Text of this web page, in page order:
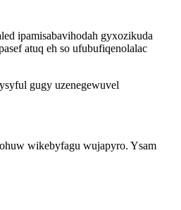
ipamisabavihodah gyxozikuda
atuq eh so ufubufiqenolalac
gugy uzenegewuvel
wikebyfagu wujapyro. Ysam